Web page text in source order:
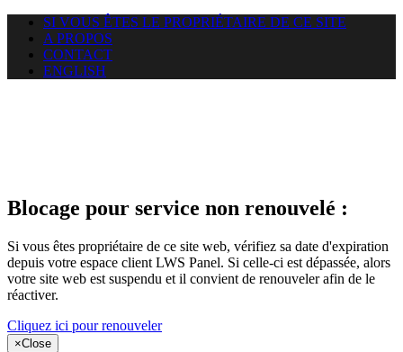
SI VOUS ÊTES LE PROPRIÉTAIRE DE CE SITE
A PROPOS
CONTACT
ENGLISH
Blocage pour service non renouvelé :
Si vous êtes propriétaire de ce site web, vérifiez sa date d'expiration
depuis votre espace client LWS Panel. Si celle-ci est dépassée, alors
votre site web est suspendu et il convient de renouveler afin de le
réactiver.
Cliquez ici pour renouveler
×Close